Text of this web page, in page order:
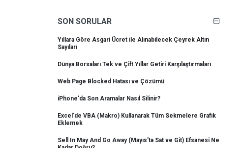
SON SORULAR
Yıllara Göre Asgari Ücret ile Alınabilecek Çeyrek Altın
Sayıları
Dünya Borsaları Tek ve Çift Yıllar Getiri Karşılaştırmaları
Web Page Blocked Hatası ve Çözümü
iPhone'da Son Aramalar Nasıl Silinir?
Excel'de VBA (Makro) Kullanarak Tüm Sekmelere Grafik
Eklemek
Sell In May And Go Away (Mayıs'ta Sat ve Git) Efsanesi Ne